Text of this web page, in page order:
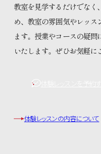
教室を見学するだけでなく
め、教室の雰囲気やレッ
ます。授業やコースの疑
いたします。ぜひお気軽に
体験レッスンの内容について